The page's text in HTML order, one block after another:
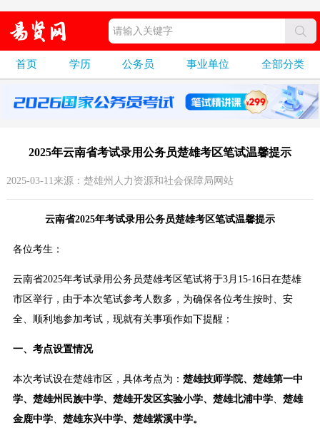
首页 学历 公务员 事业单位 全部分类
2025年云南省考试录用公务员楚雄考区笔试温馨提示
2025-03-11来源：楚雄州人力资源和社会保障局网站
云南省2025年考试录用公务员楚雄考区笔试温馨提示
各位考生：
云南省2025年考试录用公务员楚雄考区笔试将于3月15-16日在楚雄
市区举行，由于本次笔试参考人数多，为确保各位考生按时、安
全、顺利地参加考试，现就有关事项作如下提醒：
一、考点设置情况
本次考试设在楚雄市区，具体考点为： 楚雄技师学院、楚雄第一中
学、楚雄州民族中学、楚雄开发区实验小学、楚雄北浦中学、 楚雄
金鹿中学、 楚雄东兴中学、楚雄紫溪中学。